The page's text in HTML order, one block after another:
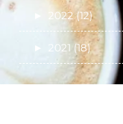
2022 (12)
► 2021 (18)